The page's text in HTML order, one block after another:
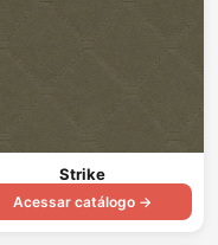
Strike
Acessar catálogo →